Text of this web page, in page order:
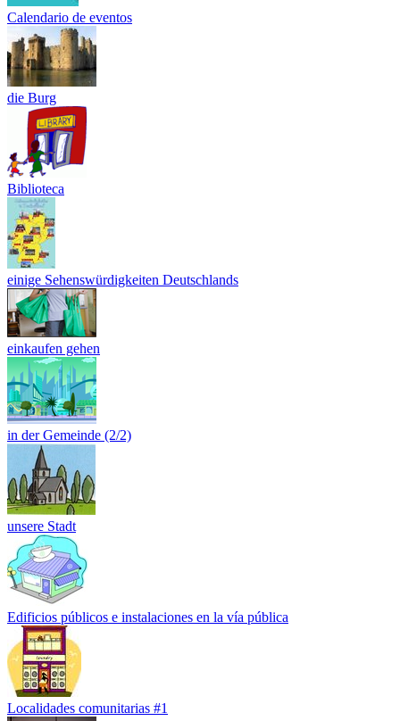
Calendario de eventos
die Burg
Biblioteca
einige Sehenswürdigkeiten Deutschlands
einkaufen gehen
in der Gemeinde (2/2)
unsere Stadt
Edificios públicos e instalaciones en la vía pública
Localidades comunitarias #1